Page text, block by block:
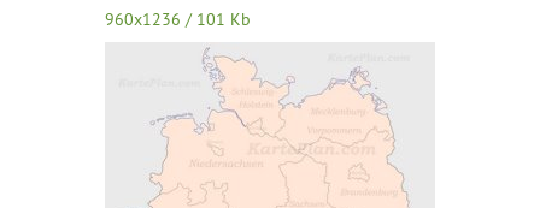
960x1236 / 101 Kb